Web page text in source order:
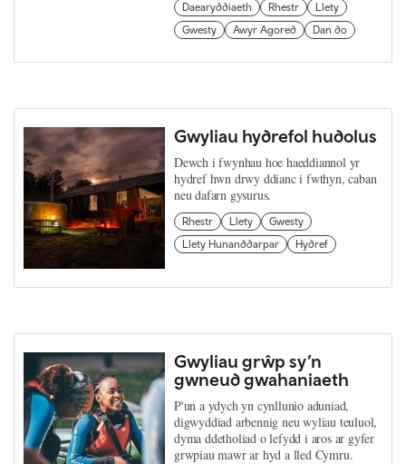
Daearyddiaeth
Rhestr
Llety
Gwesty
Awyr Agored Dan do
Gwyliau hydrefol hudolus
Dewch i fwynhau hoe haeddiannol yr
hydref hwn drwy ddianc i fwthyn, caban
neu dafarn gysurus.
Rhestr Llety
Gwesty
Llety Hunanddarpar
Hydref
Gwyliau grŵp sy’n
gwneud gwahaniaeth
P'un a ydych yn cynllunio aduniad,
digwyddiad arbennig neu wyliau teuluol,
dyma ddetholiad o lefydd i aros ar gyfer
grwpiau mawr ar hyd a lled Cymru.